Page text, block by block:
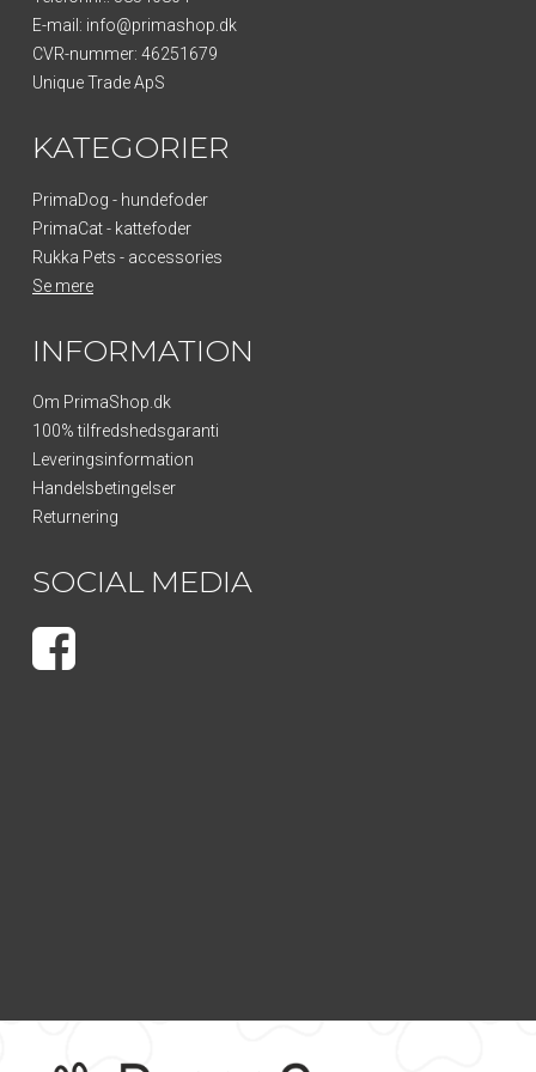
E-mail : info@primashop.dk
CVR-nummer: 46251679
Unique Trade ApS
KATEGORIER
PrimaDog - hundefoder
PrimaCat - kattefoder
Rukka Pets - accessories
Se mere
INFORMATION
Om PrimaShop.dk
100% tilfredshedsgaranti
Leveringsinformation
Handelsbetingelser
Returnering
SOCIAL MEDIA